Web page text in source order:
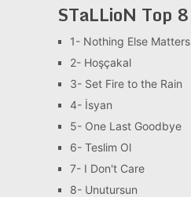
STaLLioN Top 8
1- Nothing Else Matters
2- Hoşçakal
3- Set Fire to the Rain
4- İsyan
5- One Last Goodbye
6- Teslim Ol
7- I Don't Care
8- Unutursun